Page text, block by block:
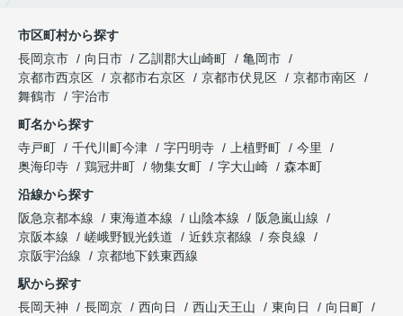
市区町村から探す
長岡京市
向日市 乙訓郡大山崎町
亀岡市
京都市西京区
京都市右京区 京都市伏見区
京都市南区
舞鶴市
宇治市
町名から探す
寺戸町
千代川町今津 字円明寺 上植野町
今里
奥海印寺
鶏冠井町 物集女町 字大山崎
森本町
沿線から探す
阪急京都本線
東海道本線 山陰本線
阪急嵐山線
京阪本線
嵯峨野観光鉄道 近鉄京都線
奈良線
京阪宇治線
京都地下鉄東西線
駅から探す
長岡天神
長岡京 西向日 西山天王山 東向日
向日町